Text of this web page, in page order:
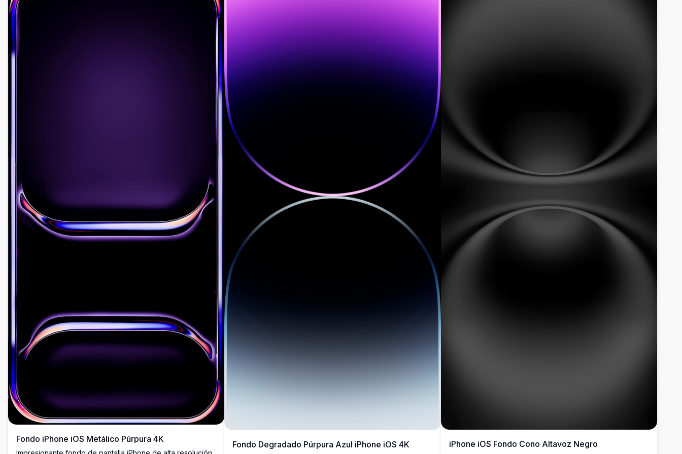
Fondo iPhone iOS Metálico Púrpura 4K
Fondo Degradado Púrpura Azul iPhone iOS 4K iPhone iOS Fondo Cono Altavoz Negro